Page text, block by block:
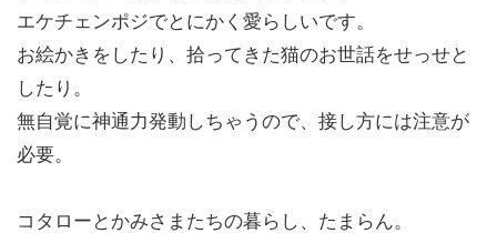
エケチェンポジでとにかく愛らしいです。
お絵かきをしたり、拾ってきた猫のお世話をせっせと
したり。
無自覚に神通力発動しちゃうので、接し方には注意が
必要。
コタローとかみさまたちの暮らし、たまらん。